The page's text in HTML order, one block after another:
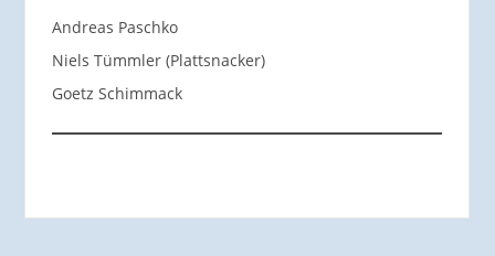
Andreas Paschko
Niels Tümmler (Plattsnacker)
Goetz Schimmack